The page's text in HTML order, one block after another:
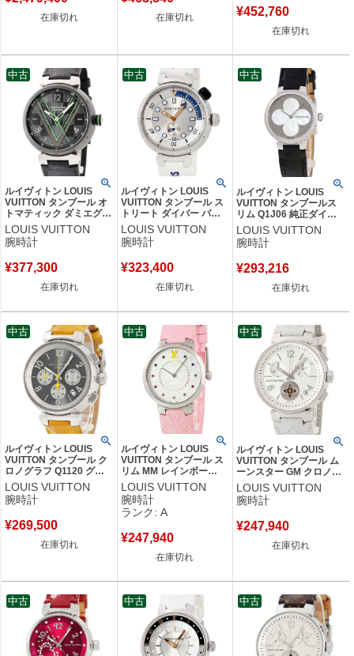
在庫切れ 在庫切れ ¥452,760
在庫切れ
ルイヴィトン LOUIS
VUITTON タンブール オ
トマティック ダミエグラ
フィット レース QA131Z
黒 緑 Vロゴ メンズ 腕時
計自動巻き ブラック
LOUIS VUITTON
腕時計
¥377,300
在庫切れ
中古
ルイヴィトン LOUIS
VUITTON タンブール ス
トリート ダイバー パシ
フィックホワイト
QA124Z スモールセコン
ド メンズ 腕時計クオー
LOUIS VUITTON
腕時計
¥323,400
在庫切れ
中古
ルイヴィトン LOUIS
VUITTON タンブールス
リム Q1J06 純正ダイヤ
シェル ミラー ラウンド
レディース 腕時計クオー
ツ ホワイト 【中古】
LOUIS VUITTON
腕時計
¥293,216
在庫切れ
中古
ルイヴィトン LOUIS
VUITTON タンブール ク
ロノグラフ Q1120 グレ
ー スモールセコンド デ
イト メンズ 腕時計自動
巻き グレー 【中古】
LOUIS VUITTON
腕時計
¥269,500
在庫切れ
中古
ルイヴィトン LOUIS
VUITTON タンブール ス
リム MM レインボー
QA159 OH済 モノグラム
ギョーシェ カラフル レ
ディース 腕時計クオーツ
シルバー 【中古】中古美
LOUIS VUITTON
腕時計
ランク: A
¥247,940
在庫切れ
中古
ルイヴィトン LOUIS
VUITTON タンブール ム
ーンスター GM クロノグ
ラフ Q8D10Z デイト ス
モールセコンド メンズ 腕
時計クオーツ シルバー
LOUIS VUITTON
腕時計
¥247,940
在庫切れ
中古
中古 中古 中古